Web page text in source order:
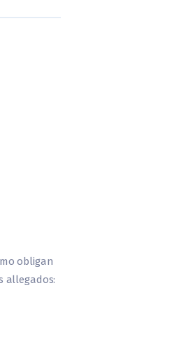
obligan
allegados: